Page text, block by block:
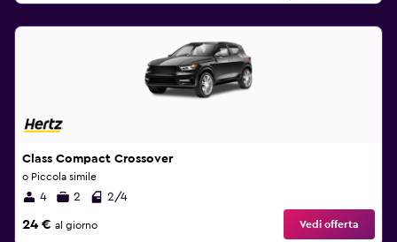
Class Compact Crossover
o Piccola simile
4 2 2/4
24 € al giorno Vedi offerta